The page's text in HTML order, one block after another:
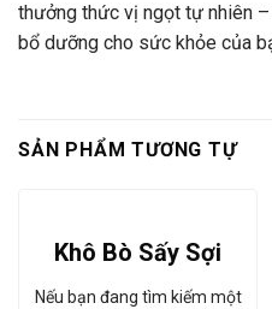
thưởng thức vị ngọt tự nhiên
bổ dưỡng cho sức khỏe của
SẢN PHẨM TƯƠNG TỰ
Khô Bò Sấy Sợi
Nếu bạn đang tìm kiếm một